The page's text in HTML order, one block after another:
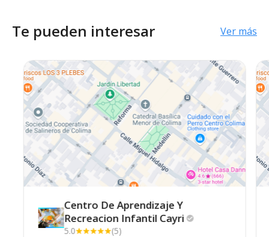
Te pueden interesar Ver más
Centro De Aprendizaje Y
Recreacion Infantil Cayri
5.0
(5)